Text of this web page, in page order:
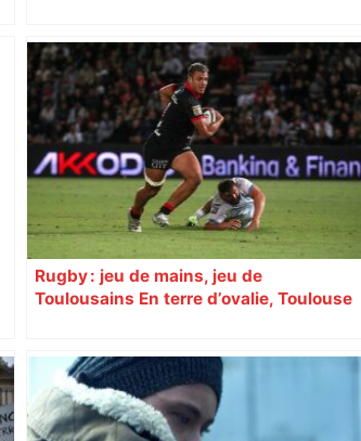
Rugby : jeu de mains, jeu de
Toulousains En terre d’ovalie, Toulouse
revendiquant surtout son art du jeu en
mouvement, vif et spectaculaire.
Décryptage. Série (4 / 10)